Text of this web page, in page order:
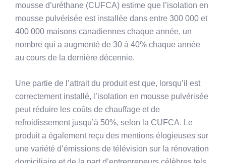
mousse d’uréthane (CUFCA) estime que l’isolation en
mousse pulvérisée est installée dans entre 300 000 et
400 000 maisons canadiennes chaque année, un
nombre qui a augmenté de 30 à 40% chaque année
au cours de la dernière décennie.
Une partie de l’attrait du produit est que, lorsqu’il est
correctement installé, l’isolation en mousse pulvérisée
peut réduire les coûts de chauffage et de
refroidissement jusqu’à 50%, selon la CUFCA. Le
produit a également reçu des mentions élogieuses sur
une variété d’émissions de télévision sur la rénovation